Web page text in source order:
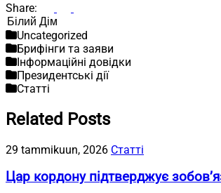
Share:
Пошук
Uncategorized
Брифінги та заяви
Інформаційні довідки
Президентські дії
Статті
Related Posts
29 tammikuun, 2026 Статті
Цар кордону підтверджує